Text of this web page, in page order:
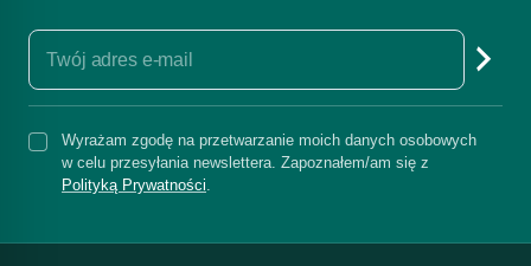
Wyrażam zgodę na przetwarzanie moich danych osobowych
w celu przesyłania newslettera. Zapoznałem/am się z
Polityką Prywatności